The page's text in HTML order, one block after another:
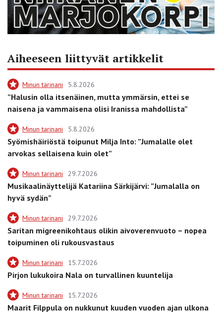
Aiheeseen liittyvät artikkelit
Minun tarinani 5.8.2026
”Halusin olla itsenäinen, mutta ymmärsin, ettei se
naisena ja vammaisena olisi Iranissa mahdollista”
Minun tarinani 5.8.2026
Syömishäiriöstä toipunut Milja Into: ”Jumalalle olet
arvokas sellaisena kuin olet”
Minun tarinani 29.7.2026
Musikaalinäyttelijä Katariina Särkijärvi: ”Jumalalla on
hyvä sydän”
Minun tarinani 29.7.2026
Saritan migreenikohtaus olikin aivoverenvuoto – nopea
toipuminen oli rukousvastaus
Minun tarinani 15.7.2026
Pirjon lukukoira Nala on turvallinen kuuntelija
Minun tarinani 15.7.2026
Maarit Filppula on nukkunut kuuden vuoden ajan ulkona